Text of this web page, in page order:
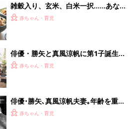
雑穀入り、玄米、白米一択……あなた
の家のお米はなんですか？
赤ちゃん・育児
俳優・勝矢と真風涼帆に第1子誕生。
舞台での初共演から結婚、そして家族
赤ちゃん・育児
俳優･勝矢､真風涼帆夫妻｡年齢を重ね
てからの初めての子育ては､夫婦一緒
赤ちゃん・育児